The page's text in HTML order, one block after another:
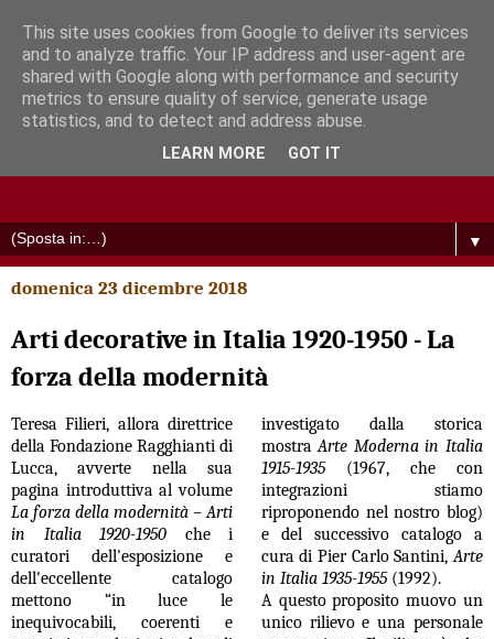
▼
domenica 23 dicembre 2018
Arti decorative in Italia 1920-1950 - La
forza della modernità
Teresa Filieri, allora direttrice
della Fondazione Ragghianti di
Lucca, avverte nella sua
pagina introduttiva al volume
La forza della modernità – Arti
in Italia 1920-1950 che i
curatori dell'esposizione e
dell'eccellente catalogo
mettono “in luce le
inequivocabili, coerenti e
investigato dalla storica
mostraArte Moderna in Italia
1915-1935(1967, che con
integrazioni stiamo
riproponendo nel nostro blog)
e del successivo catalogo a
cura di Pier Carlo Santini,Arte
in Italia 1935-1955(1992).
A questo proposito muovo un
unico rilievo e una personale
This site uses cookies from Google to deliver its services
and to analyze traffic. Your IP address and user-agent are
shared with Google along with performance and security
metrics to ensure quality of service, generate usage
statistics, and to detect and address abuse.
LEARN MORE GOT IT